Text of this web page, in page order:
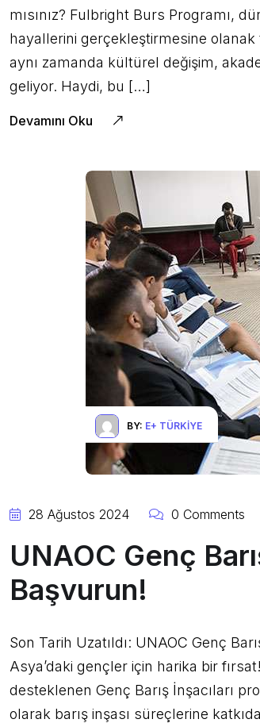
mısınız? Fulbright Burs Programı,
hayallerini gerçekleştirmesine
aynı zamanda kültürel değişim,
geliyor. Haydi, bu […]
Devamını Oku
BY: E+ TÜRKIYE
28 Ağustos 2024 0 Comments
UNAOC Genç
Başvurun!
Son Tarih Uzatıldı: UNAOC Genç
Asya’daki gençler için harika bir
desteklenen Genç Barış İnşacıları
olarak barış inşası süreçlerine